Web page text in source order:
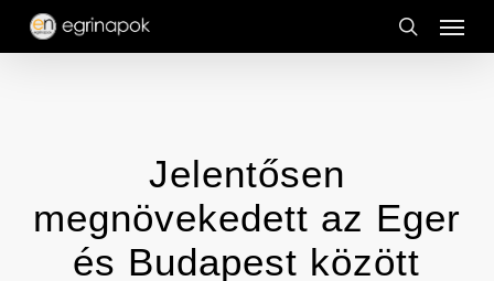
Skip
search
Menu
Jelentősen
megnövekedett az Eger
és Budapest között